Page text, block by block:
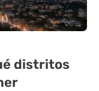
distritos